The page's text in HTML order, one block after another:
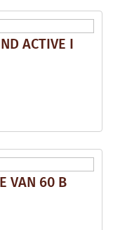
ACTIVE I
VAN 60 B